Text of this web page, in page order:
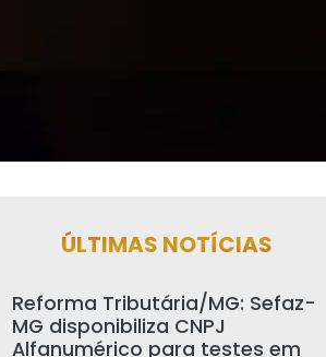
ÚLTIMAS NOTÍCIAS
Reforma Tributária/MG: Sefaz-
MG disponibiliza CNPJ
Alfanumérico para testes em